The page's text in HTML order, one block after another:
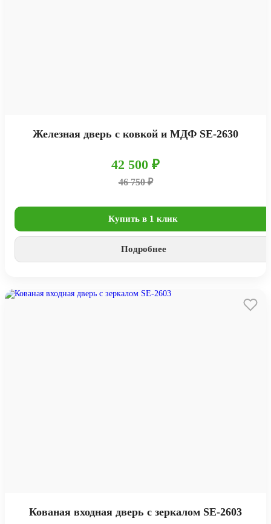
Железная дверь с ковкой и МДФ SE-2630
42 500 ₽
46 750 ₽
Купить в 1 клик
Подробнее
Кованая входная дверь с зеркалом SE-2603